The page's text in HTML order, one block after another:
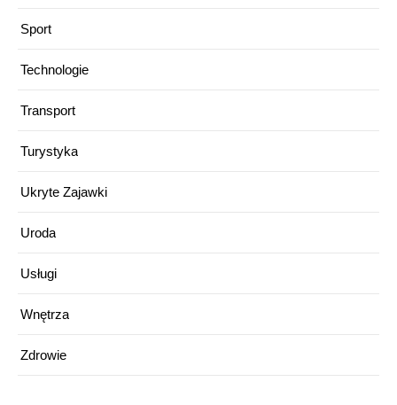
Sport
Technologie
Transport
Turystyka
Ukryte Zajawki
Uroda
Usługi
Wnętrza
Zdrowie